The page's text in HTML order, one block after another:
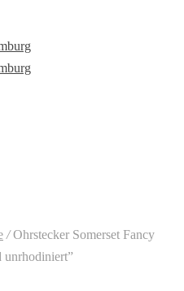
/Ohrstecker Somerset Fancy
unrhodiniert”